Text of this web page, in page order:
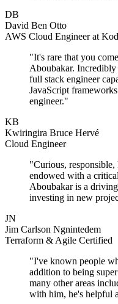
DB
David Ben Otto
AWS Cloud Engineer at
"It's rare that you
Aboubakar.
full stack engineer
JavaScript
engineer."
KB
Kwiringira Bruce Hervé
Cloud Engineer
"Curious,
endowed with a
Aboubakar is a
investing in new
JN
Jim Carlson Ngnintedem
Terraform & Agile Certified
"I've known people
addition to being
many other areas
with him, he's helpful